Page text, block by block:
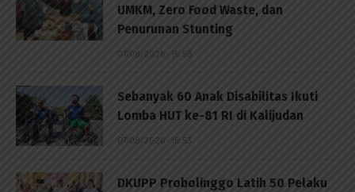
UMKM, Zero Food Waste, dan
Penurunan Stunting
07/08/2026 - 15:59
Sebanyak 60 Anak Disabilitas Ikuti
Lomba HUT ke-81 RI di Kalijudan
07/08/2026 - 15:53
DKUPP Probolinggo Latih 50 Pelaku